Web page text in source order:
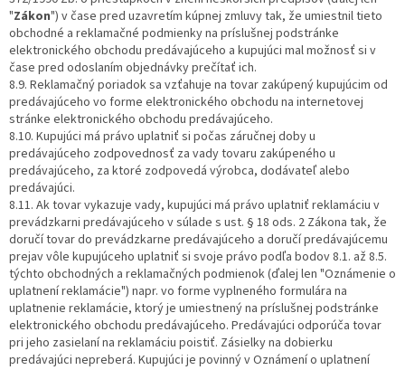
"Zákon") v čase pred uzavretím kúpnej zmluvy tak, že umiestnil tieto
obchodné a reklamačné podmienky na príslušnej podstránke
elektronického obchodu predávajúceho a kupujúci mal možnosť si v
čase pred odoslaním objednávky prečítať ich.
8.9. Reklamačný poriadok sa vzťahuje na tovar zakúpený kupujúcim od
predávajúceho vo forme elektronického obchodu na internetovej
stránke elektronického obchodu predávajúceho.
8.10. Kupujúci má právo uplatniť si počas záručnej doby u
predávajúceho zodpovednosť za vady tovaru zakúpeného u
predávajúceho, za ktoré zodpovedá výrobca, dodávateľ alebo
predávajúci.
8.11. Ak tovar vykazuje vady, kupujúci má právo uplatniť reklamáciu v
prevádzkarni predávajúceho v súlade s ust. § 18 ods. 2 Zákona tak, že
doručí tovar do prevádzkarne predávajúceho a doručí predávajúcemu
prejav vôle kupujúceho uplatniť si svoje právo podľa bodov 8.1. až 8.5.
týchto obchodných a reklamačných podmienok (ďalej len "Oznámenie o
uplatnení reklamácie") napr. vo forme vyplneného formulára na
uplatnenie reklamácie, ktorý je umiestnený na príslušnej podstránke
elektronického obchodu predávajúceho. Predávajúci odporúča tovar
pri jeho zasielaní na reklamáciu poistiť. Zásielky na dobierku
predávajúci nepreberá. Kupujúci je povinný v Oznámení o uplatnení